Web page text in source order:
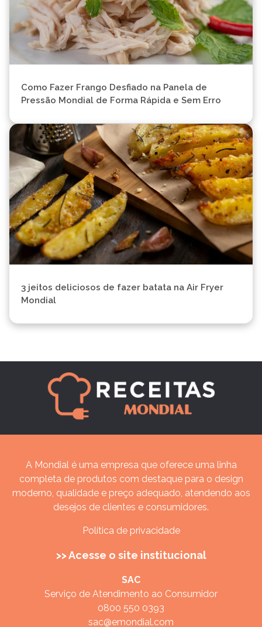
Como Fazer Frango Desfiado na Panela de
Pressão Mondial de Forma Rápida e Sem Erro
3 jeitos deliciosos de fazer batata na Air Fryer
Mondial
A Mondial é uma empresa que oferece uma linha
completa de produtos com destaque para o design
moderno, qualidade e preço adequado, atendendo aos
desejos de clientes e consumidores.
Política de privacidade
>> Acesse o site institucional
SAC
Serviço de Atendimento ao Consumidor
0800 550 0393
sac@emondial.com